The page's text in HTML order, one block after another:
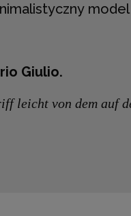
Giulio.
leicht von dem auf